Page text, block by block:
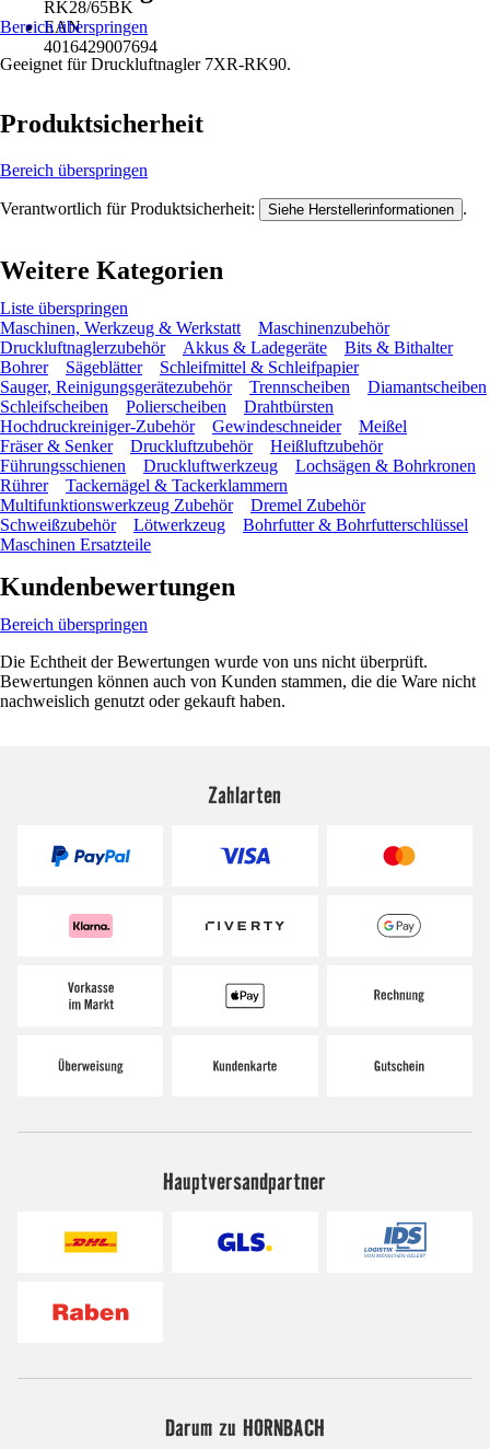
RK28/65BK
EAN
4016429007694
Bereich überspringen
Geeignet für Druckluftnagler 7XR-RK90.
Produktsicherheit
Bereich überspringen
Verantwortlich für Produktsicherheit: Siehe Herstellerinformationen .
Weitere Kategorien
Liste überspringen
Maschinen, Werkzeug & Werkstatt
Maschinenzubehör
Druckluftnaglerzubehör
Akkus & Ladegeräte
Bits & Bithalter
Bohrer
Sägeblätter
Schleifmittel & Schleifpapier
Sauger, Reinigungsgerätezubehör
Trennscheiben
Diamantscheiben
Schleifscheiben
Polierscheiben
Drahtbürsten
Hochdruckreiniger-Zubehör
Gewindeschneider
Meißel
Fräser & Senker
Druckluftzubehör
Heißluftzubehör
Führungsschienen
Druckluftwerkzeug
Lochsägen & Bohrkronen
Rührer
Tackernägel & Tackerklammern
Multifunktionswerkzeug Zubehör
Dremel Zubehör
Schweißzubehör
Lötwerkzeug
Bohrfutter & Bohrfutterschlüssel
Maschinen Ersatzteile
Kundenbewertungen
Bereich überspringen
Die Echtheit der Bewertungen wurde von uns nicht überprüft.
Bewertungen können auch von Kunden stammen, die die Ware nicht
nachweislich genutzt oder gekauft haben.
Zahlarten
Hauptversandpartner
Darum zu HORNBACH